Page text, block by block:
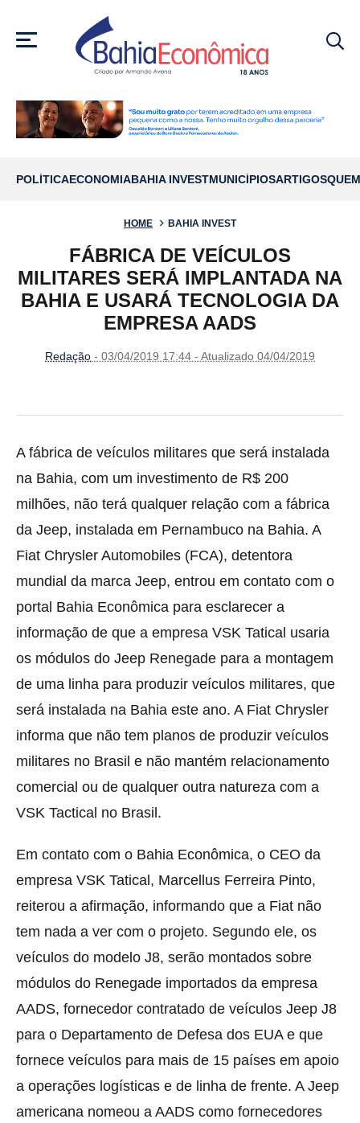
MENU
POLÍTICAECONOMIABAHIA INVESTMUNICÍPIOSARTIGOS
HOME BAHIA INVEST
FÁBRICA DE VEÍCULOS
MILITARES SERÁ IMPLANTADA NA
BAHIA E USARÁ TECNOLOGIA DA
EMPRESA AADS
Redação - 03/04/2019 17:44 - Atualizado 04/04/2019
A fábrica de veículos militares que será instalada
na Bahia, com um investimento de R$ 200
milhões, não terá qualquer relação com a fábrica
da Jeep, instalada em Pernambuco na Bahia. A
Fiat Chrysler Automobiles (FCA), detentora
mundial da marca Jeep, entrou em contato com o
portal Bahia Econômica para esclarecer a
informação de que a empresa VSK Tatical usaria
os módulos do Jeep Renegade para a montagem
de uma linha para produzir veículos militares, que
será instalada na Bahia este ano. A Fiat Chrysler
informa que não tem planos de produzir veículos
militares no Brasil e não mantém relacionamento
comercial ou de qualquer outra natureza com a
VSK Tactical no Brasil.
Em contato com o Bahia Econômica, o CEO da
empresa VSK Tatical, Marcellus Ferreira Pinto,
reiterou a afirmação, informando que a Fiat não
tem nada a ver com o projeto. Segundo ele, os
veículos do modelo J8, serão montados sobre
módulos do Renegade importados da empresa
AADS, fornecedor contratado de veículos Jeep J8
para o Departamento de Defesa dos EUA e que
fornece veículos para mais de 15 países em apoio
a operações logísticas e de linha de frente. A Jeep
americana nomeou a AADS como fornecedores